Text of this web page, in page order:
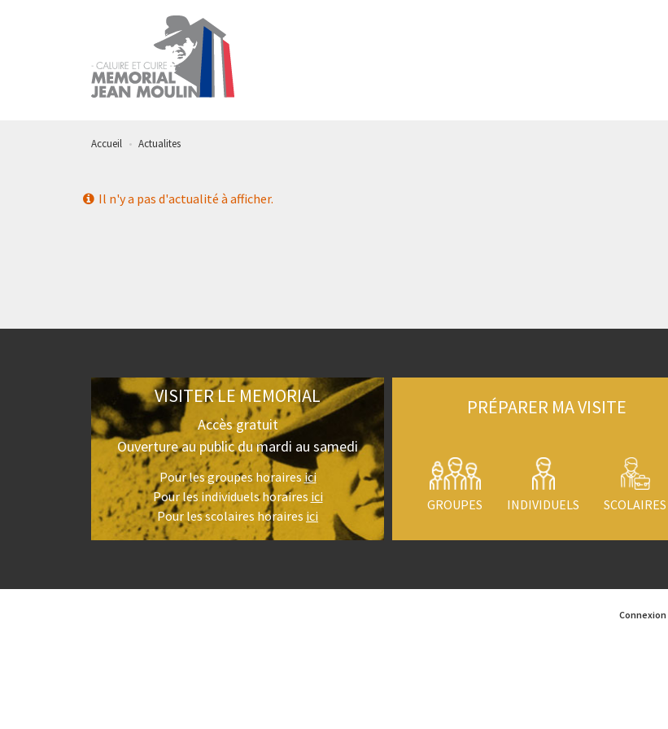
Accueil Actualites
Il n'y a pas d'actualité à afficher.
VISITER LE MEMORIAL
Accès gratuit
Ouverture au public du mardi au samedi
Pour les groupes horaires ici
Pour les individuels horaires ici
Pour les scolaires horaires ici
PRÉPARER MA VISITE
GROUPES INDIVIDUELS SCOLAIRES
Connexion